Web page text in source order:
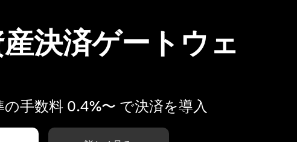
決済ゲートウェ
手数料 0.4%〜 で決済を導入